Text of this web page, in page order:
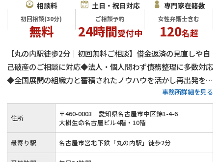
相談料
初回相談(30分)
無料
土日・祝日対応
ご相談予約
24時間受付中
専門家在籍数
女性弁護士含む
120名超
【丸の内駅徒歩2分｜初回無料ご相談】借金返済の見直しや自
己破産のご相談に対応◆法人・個人問わず債務整理に多数対応
◆全国展開の組織力と蓄積されたノウハウを活かし再出発をサ
ポート◆プライバシーに配慮した安心の相談環境◆一人で抱え
込まず弁護士へご相談ください
事務所詳細を見る
住所 〒460-0003
愛知県名古屋市中区錦1-4-6
大樹生命名古屋ビル4階・10階
最寄り駅 名古屋市営地下鉄「丸の内駅」徒歩2分